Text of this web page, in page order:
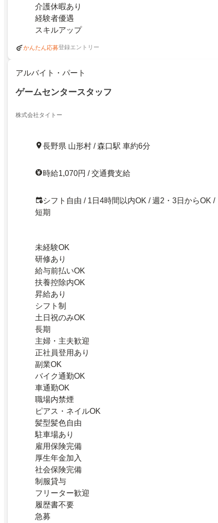
介護休暇あり
経験者優遇
スキルアップ
かんたん応募登録エントリー
アルバイト・パート
ゲームセンタースタッフ
株式会社タイトー
長野県 山形村 / 森口駅 車約6分
時給1,070円 / 交通費支給
シフト自由 / 1日4時間以内OK / 週2・3日からOK /
短期
未経験OK
研修あり
給与前払いOK
扶養控除内OK
昇給あり
シフト制
土日祝のみOK
長期
主婦・主夫歓迎
正社員登用あり
副業OK
バイク通勤OK
車通勤OK
職場内禁煙
ピアス・ネイルOK
髪型髪色自由
駐車場あり
雇用保険完備
厚生年金加入
社会保険完備
制服貸与
フリーター歓迎
履歴書不要
急募